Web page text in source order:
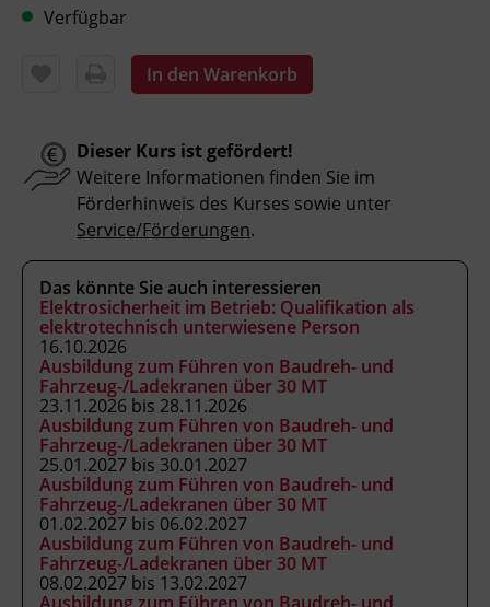
Transport von Lasten beurteilen.
Funk sowie optisch und akustisch
einsetzen.
und Portalkranes durchführen sowie
Sondereinsätze einordnen.
Kursformat
Präsenzunterricht
Leitung
Fachtrainer_in
Abschluss
Kranausweis nach FK-V
Abschlussinformation
Kranausweis nach FK-V und
Kursbesuchsbestätigung.Unterrichtet nach
Verfügbar
In den Warenkorb
Dieser Kurs ist gefördert!
Weitere Informationen finden Sie im
Förderhinweis des Kurses sowie unter
Service/Förderungen.
Das könnte Sie auch interessieren
Elektrosicherheit im Betrieb: Qualifikation als
elektrotechnisch unterwiesene Person
16.10.2026
Ausbildung zum Führen von Baudreh- und
Fahrzeug-/Ladekranen über 30 MT
23.11.2026 bis 28.11.2026
Ausbildung zum Führen von Baudreh- und
Fahrzeug-/Ladekranen über 30 MT
25.01.2027 bis 30.01.2027
Ausbildung zum Führen von Baudreh- und
Fahrzeug-/Ladekranen über 30 MT
01.02.2027 bis 06.02.2027
Ausbildung zum Führen von Baudreh- und
Fahrzeug-/Ladekranen über 30 MT
08.02.2027 bis 13.02.2027